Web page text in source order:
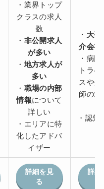
・業界トップ
クラスの求人
数
・ 非公開求人
が多い
・ 地方求人が
多い
・ 職場の内部
情報について
詳しい
・エリアに特
化したアドバ
イザー
・ 大手
介会社
・病
トラ
スや企
師の求
・認知
詳細を見
る
詳細